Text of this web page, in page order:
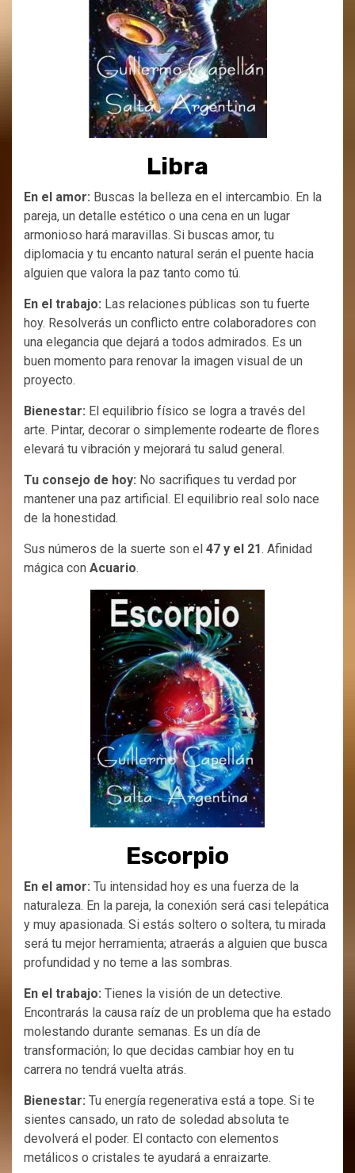
Libra
En el amor: Buscas la belleza en el intercambio. En la
pareja, un detalle estético o una cena en un lugar
armonioso hará maravillas. Si buscas amor, tu
diplomacia y tu encanto natural serán el puente hacia
alguien que valora la paz tanto como tú.
En el trabajo: Las relaciones públicas son tu fuerte
hoy. Resolverás un conflicto entre colaboradores con
una elegancia que dejará a todos admirados. Es un
buen momento para renovar la imagen visual de un
proyecto.
Bienestar: El equilibrio físico se logra a través del
arte. Pintar, decorar o simplemente rodearte de flores
elevará tu vibración y mejorará tu salud general.
Tu consejo de hoy: No sacrifiques tu verdad por
mantener una paz artificial. El equilibrio real solo nace
de la honestidad.
Sus números de la suerte son el 47 y el 21. Afinidad
mágica con Acuario.
Escorpio
En el amor: Tu intensidad hoy es una fuerza de la
naturaleza. En la pareja, la conexión será casi telepática
y muy apasionada. Si estás soltero o soltera, tu mirada
será tu mejor herramienta; atraerás a alguien que busca
profundidad y no teme a las sombras.
En el trabajo: Tienes la visión de un detective.
Encontrarás la causa raíz de un problema que ha estado
molestando durante semanas. Es un día de
transformación; lo que decidas cambiar hoy en tu
carrera no tendrá vuelta atrás.
Bienestar: Tu energía regenerativa está a tope. Si te
sientes cansado, un rato de soledad absoluta te
devolverá el poder. El contacto con elementos
metálicos o cristales te ayudará a enraizarte.